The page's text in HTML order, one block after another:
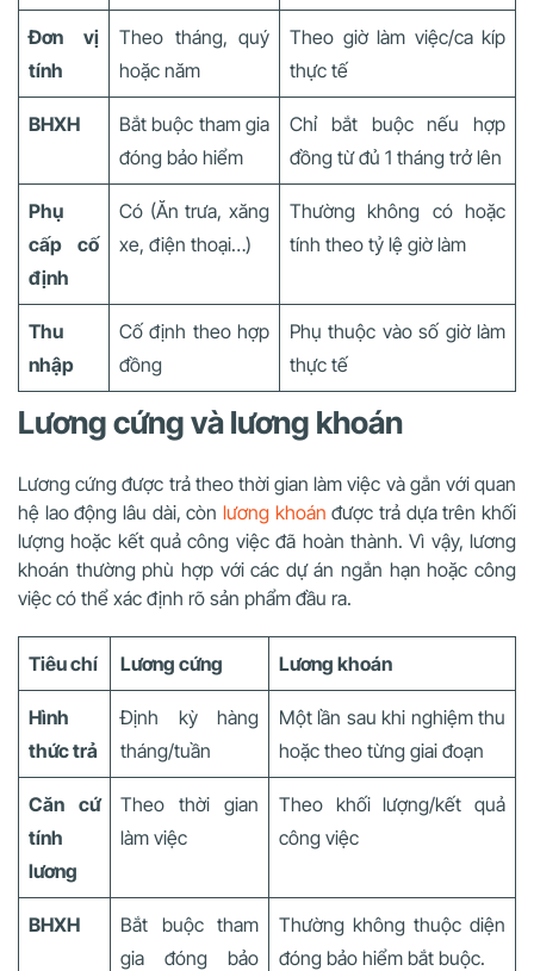
Đơn vị
tính
Theo tháng, quý
hoặc năm
Theo giờ làm việc/ca kíp
thực tế
BHXH
Bắt buộc tham gia
đóng bảo hiểm
Chỉ bắt buộc nếu hợp
đồng từ đủ 1 tháng trở lên
Phụ
cấp cố
định
Có (Ăn trưa, xăng
xe, điện thoại…)
Thường không có hoặc
tính theo tỷ lệ giờ làm
Thu
nhập
Cố định theo hợp
đồng
Phụ thuộc vào số giờ làm
thực tế
Lương cứng và lương khoán
Lương cứng được trả theo thời gian làm việc và gắn với quan
hệ lao động lâu dài, còn lương khoán được trả dựa trên khối
lượng hoặc kết quả công việc đã hoàn thành. Vì vậy, lương
khoán thường phù hợp với các dự án ngắn hạn hoặc công
việc có thể xác định rõ sản phẩm đầu ra.
Tiêu chí Lương cứng Lương khoán
Hình
thức trả
Định kỳ hàng
tháng/tuần
Một lần sau khi nghiệm thu
hoặc theo từng giai đoạn
Căn cứ
tính
lương
Theo thời gian
làm việc
Theo khối lượng/kết quả
công việc
BHXH
Bắt buộc tham
gia đóng bảo
Thường không thuộc diện
đóng bảo hiểm bắt buộc.